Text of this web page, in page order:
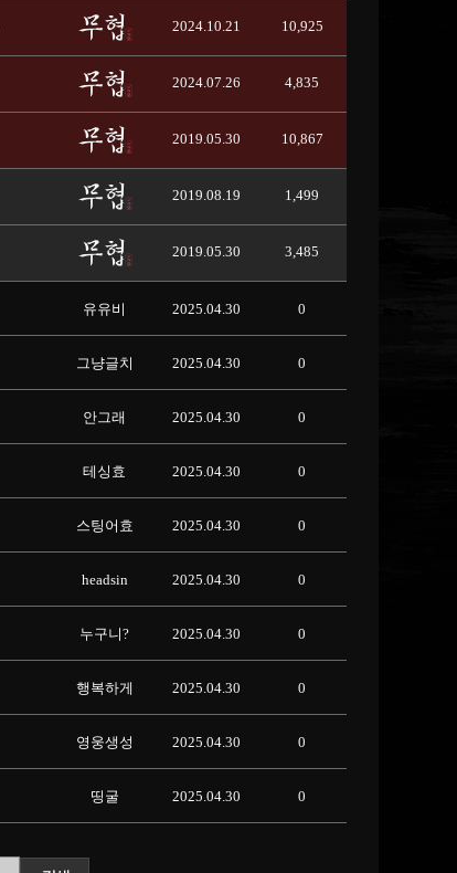
2024.10.21 10,925
2024.07.26 4,835
2019.05.30 10,867
2019.08.19 1,499
2019.05.30 3,485
유유비 2025.04.30 0
그냥글치 2025.04.30 0
안그래 2025.04.30 0
테싱효 2025.04.30 0
스팅어효 2025.04.30 0
headsin 2025.04.30 0
누구니? 2025.04.30 0
행복하게 2025.04.30 0
영웅생성 2025.04.30 0
띵굴 2025.04.30 0